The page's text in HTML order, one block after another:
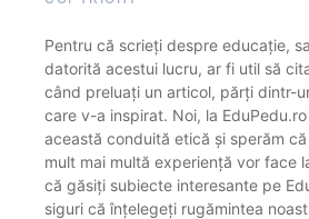
Pentru că scrieți despre educație,
datorită acestui lucru, ar fi util să
când preluați un articol, părți dintr-
care v-a inspirat. Noi, la
această conduită etică și sperăm
mult mai multă experiență vor face
că găsiți subiecte interesante pe
siguri că înțelegeți rugămintea